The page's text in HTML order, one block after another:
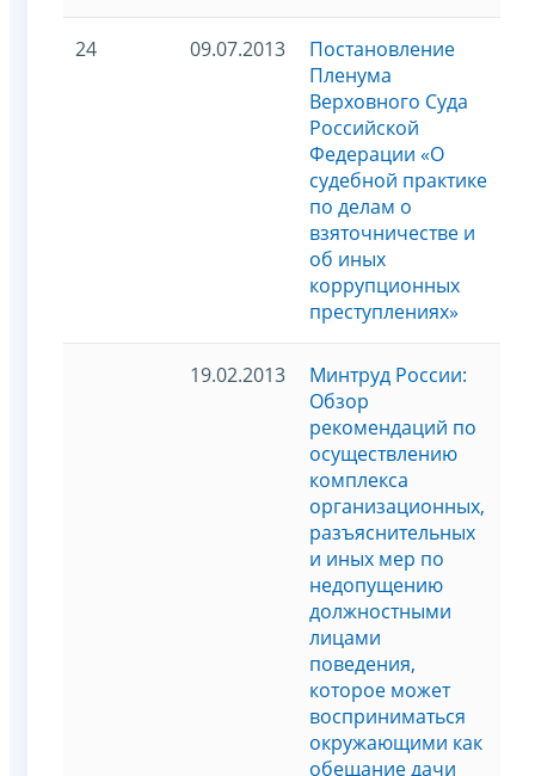
24 09.07.2013
Постановление
Пленума
Верховного Суда
Российской
Федерации «О
судебной практике
по делам о
взяточничестве и
об иных
коррупционных
преступлениях»
19.02.2013
Минтруд России:
Обзор
рекомендаций по
осуществлению
комплекса
организационных,
разъяснительных
и иных мер по
недопущению
должностными
лицами
поведения,
которое может
восприниматься
окружающими как
обещание дачи